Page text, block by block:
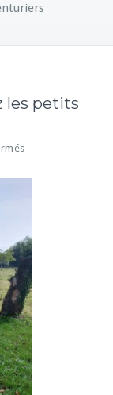
les petits
r
r
e
m
i
è
r
e
s
e
m